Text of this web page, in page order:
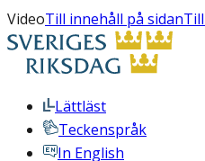
VideoTill innehåll på sidan
Lättläst
Teckenspråk
In English